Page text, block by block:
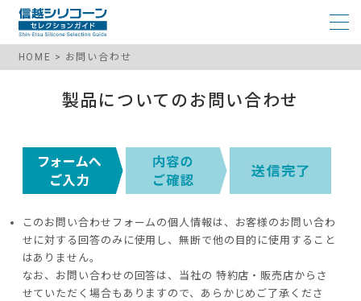
HOME お問い合わせ
製品についてのお問い合わせ
このお問い合わせフォームの個人情報は、お客様のお問い合わ
せに対する回答のみに使用し、無断で他の目的に使用すること
はありません。
なお、お問い合わせの回答は、当社の 特約店・販売店からさ
せていただく場合もありますので、あらかじめご了承くださ